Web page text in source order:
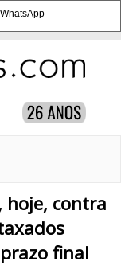
hoje, contra
final